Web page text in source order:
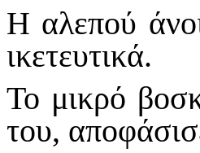
Η αλεπού
ικετευτικά.
Το μικρό
του,